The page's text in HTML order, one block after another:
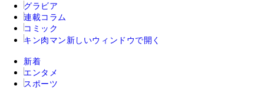
グラビア
連載コラム
コミック
キン肉マン 新しいウィンドウで開く
新着
エンタメ
スポーツ